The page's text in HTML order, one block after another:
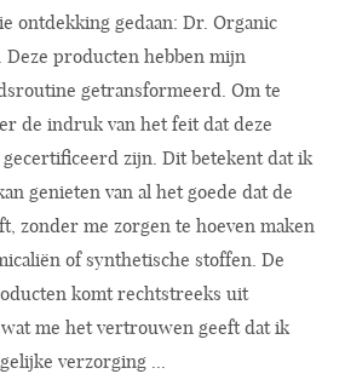
ontdekking gedaan: Dr. Organic
Deze producten hebben mijn
getransformeerd. Om te
de indruk van het feit dat deze
zijn. Dit betekent dat ik
genieten van al het goede dat de
zonder me zorgen te hoeven maken
of synthetische stoffen. De
komt rechtstreeks uit
me het vertrouwen geeft dat ik
verzorging ...